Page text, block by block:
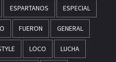
ESPARTANOS ESPECIAL
FUERON GENERAL
LOCO LUCHA